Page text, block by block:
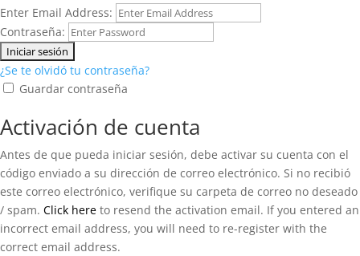
Enter Email Address:
Contraseña:
¿Se te olvidó tu contraseña?
Guardar contraseña
Activación de cuenta
Antes de que pueda iniciar sesión, debe activar su cuenta con el
código enviado a su dirección de correo electrónico. Si no recibió
este correo electrónico, verifique su carpeta de correo no deseado
/ spam. Click here to resend the activation email. If you entered an
incorrect email address, you will need to re-register with the
correct email address.